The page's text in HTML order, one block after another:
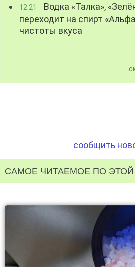
12:21
Водка «Талка»,
переходит на спирт
чистоты вкуса
сообщить
САМОЕ ЧИТАЕМОЕ ПО ЭТОЙ